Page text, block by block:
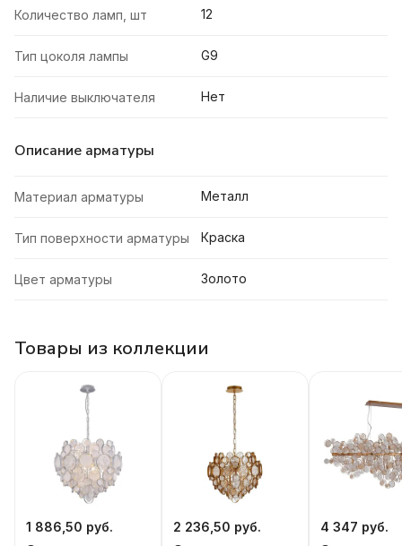
Количество ламп, шт 12
Тип цоколя лампы G9
Наличие выключателя Нет
Описание арматуры
Материал арматуры Металл
Тип поверхности арматуры Краска
Цвет арматуры Золото
Товары из коллекции
1 886,50 руб. 2 236,50 руб. 4 347 руб.